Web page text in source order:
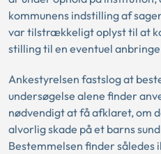
kommunens indstilling af
var tilstrækkeligt oplyst til at
stilling til en eventuel
Ankestyrelsen fastslog at
undersøgelse alene finder
nødvendigt at få afklaret, om
alvorlig skade på et barns
Bestemmelsen finder således